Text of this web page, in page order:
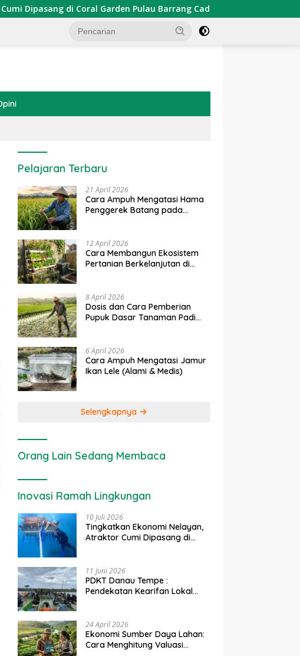
Garden Pulau Barrang Caddi PDKT Danau Tempe :
Pelajaran Terbaru
21 April 2026
Cara Ampuh Mengatasi Hama
Penggerek Batang pada
12 April 2026
Cara Membangun Ekosistem
Pertanian Berkelanjutan di
8 April 2026
Dosis dan Cara Pemberian
Pupuk Dasar Tanaman Padi
6 April 2026
Cara Ampuh Mengatasi Jamur
Ikan Lele (Alami & Medis)
Selengkapnya
Orang Lain Sedang Membaca
Inovasi Ramah Lingkungan
10 Juli 2026
Tingkatkan Ekonomi Nelayan,
Atraktor Cumi Dipasang di
11 Juni 2026
PDKT Danau Tempe :
Pendekatan Kearifan Lokal
24 April 2026
Ekonomi Sumber Daya Lahan:
Cara Menghitung Valuasi